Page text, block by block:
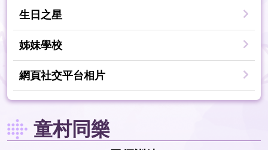
生日之星
姊妹學校
網頁社交平台相片
童村同樂